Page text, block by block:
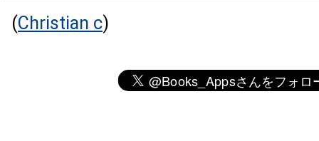
(Christian c)